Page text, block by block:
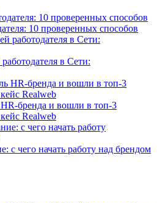
10 проверенных способов
в Сети:
бренда и вошли в топ-3
Realweb
с чего начать работу над брендом